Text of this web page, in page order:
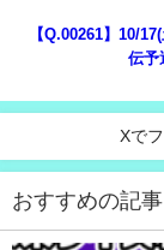
【Q.00261】10/
伝予
Xで
おすすめの記事